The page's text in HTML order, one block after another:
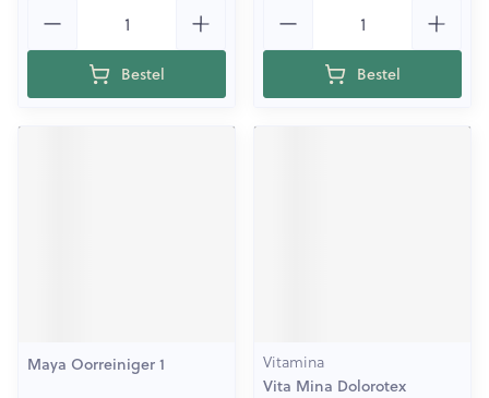
Bestel Bestel
Maya Oorreiniger 1
Vitamina
Vita Mina Dolorotex